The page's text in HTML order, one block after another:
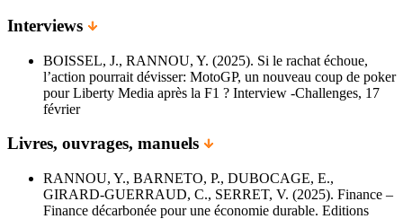
Interviews
BOISSEL, J., RANNOU, Y. (2025). Si le rachat échoue,
l’action pourrait dévisser: MotoGP, un nouveau coup de poker
pour Liberty Media après la F1 ? Interview -Challenges, 17
février
Livres, ouvrages, manuels
RANNOU, Y., BARNETO, P., DUBOCAGE, E.,
GIRARD-GUERRAUD, C., SERRET, V. (2025). Finance –
Finance décarbonée pour une économie durable. Editions